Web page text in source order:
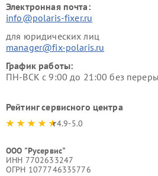
Электронная почта:
info@polaris-fixer.ru
для юридических лиц
manager@fix-polaris.ru
График работы:
ПН-ВСК с 9:00 до 21:00 без
Рейтинг сервисного центра
4.9-5.0
ООО "Русервис"
ИНН 7702633247
ОГРН 1077746335776